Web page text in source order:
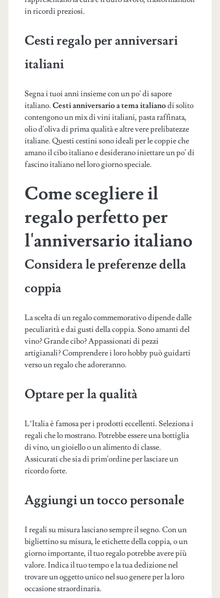
in ricordi preziosi.
Cesti regalo per anniversari
italiani
Segna i tuoi anni insieme con un po' di sapore
italiano. Cesti anniversario a tema italianodi solito
contengono un mix di vini italiani, pasta raffinata,
olio d'oliva di prima qualità e altre vere prelibatezze
italiane. Questi cestini sono ideali per le coppie che
amano il cibo italiano e desiderano iniettare un po' di
fascino italiano nel loro giorno speciale.
Come scegliere il
regalo perfetto per
l'anniversario italiano
Considera le preferenze della
coppia
La scelta di un regalo commemorativo dipende dalle
peculiarità e dai gusti della coppia. Sono amanti del
vino? Grande cibo? Appassionati di pezzi
artigianali? Comprendere i loro hobby può guidarti
verso un regalo che adoreranno.
Optare per la qualità
L’Italia è famosa per i prodotti eccellenti. Seleziona i
regali che lo mostrano. Potrebbe essere una bottiglia
di vino, un gioiello o un alimento di classe.
Assicurati che sia di prim'ordine per lasciare un
ricordo forte.
Aggiungi un tocco personale
I regali su misura lasciano sempre il segno. Con un
bigliettino su misura, le etichette della coppia, o un
giorno importante, il tuo regalo potrebbe avere più
valore. Indica il tuo tempo e la tua dedizione nel
trovare un oggetto unico nel suo genere per la loro
occasione straordinaria.